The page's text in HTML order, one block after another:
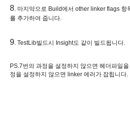
8 . 마지막으로 Build에서 other linker flags
를 추가하여 줍니다.
9 . TestLib빌드시 Insight도 같이 빌드됩니다.
PS.7번의 과정을 설정하지 않으면 헤더파일
정을 설정하지 않으면 linker 에러가 잡힙니다.